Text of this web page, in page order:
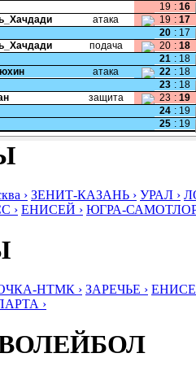
19 : 16
атака 19 : 17
20 : 17
подача 20 : 18
21 : 18
атака 22 : 18
23 : 18
защита 23 : 19
24 : 19
25 : 19
› ЗЕНИТ-КАЗАНЬ › УРАЛ ›
› ЕНИСЕЙ › ЮГРА-САМОТЛОР
НТМК › ЗАРЕЧЬЕ ›
›